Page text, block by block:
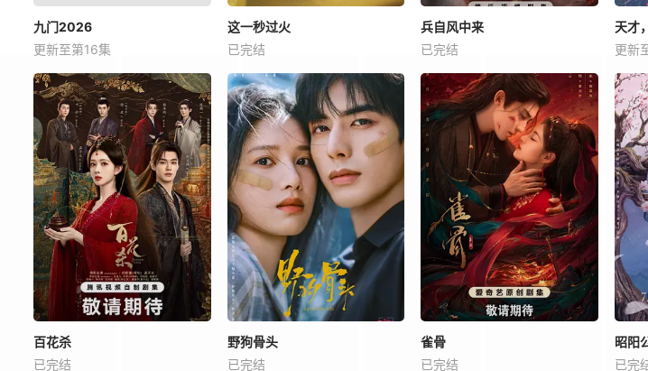
九门2026
更新至第16集
这一秒过火
已完结
兵自风中来
已完结
天才
更新
百花杀
已完结
野狗骨头
已完结
雀骨
已完结
昭阳
已完